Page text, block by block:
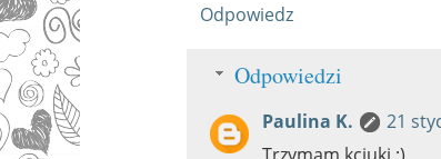
Odpowiedz
Odpowiedzi
Paulina K.
21
Trzymam kciuki ;)